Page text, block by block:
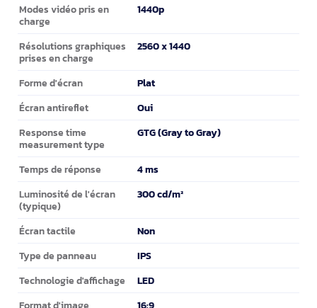
Modes vidéo pris en
charge
1440p
Résolutions graphiques
prises en charge
2560 x 1440
Forme d'écran Plat
Écran antireflet Oui
Response time
measurement type
GTG (Gray to Gray)
Temps de réponse 4 ms
Luminosité de l'écran
(typique)
300 cd/m²
Écran tactile Non
Type de panneau IPS
Technologie d'affichage LED
Format d'image